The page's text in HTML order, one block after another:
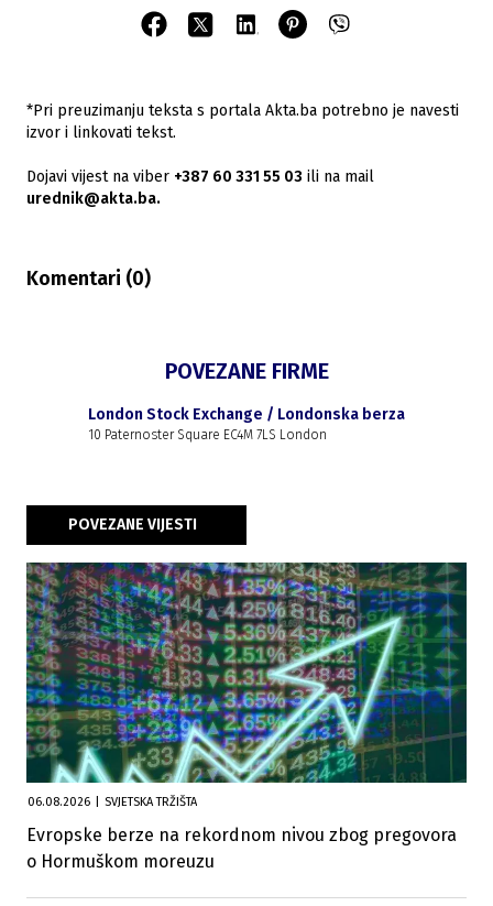
*Pri preuzimanju teksta s portala Akta.ba potrebno je navesti
izvor i linkovati tekst.
Dojavi vijest na viber +387 60 331 55 03 ili na mail
urednik@akta.ba.
Komentari (0)
POVEZANE FIRME
London Stock Exchange / Londonska berza
10 Paternoster Square EC4M 7LS London
POVEZANE VIJESTI
06.08.2026 SVJETSKA TRŽIŠTA
Evropske berze na rekordnom nivou zbog pregovora
o Hormuškom moreuzu